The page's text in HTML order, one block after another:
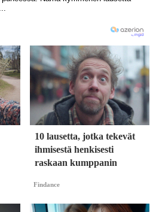
10 lausetta, jotka tekevät
ihmisestä henkisesti
raskaan kumppanin
Findance